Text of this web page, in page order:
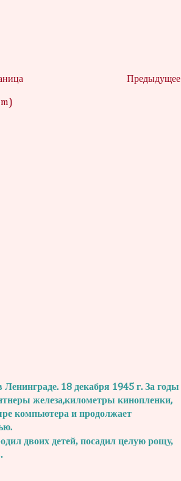
Предыдущее
18 декабря 1945 г. За годы
железа,километры кинопленки,
компьютера и продолжает
двоих детей, посадил целую рощу,